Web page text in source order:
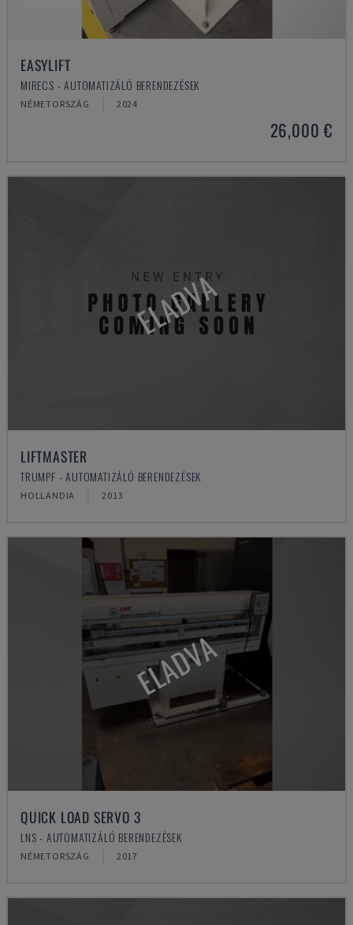
EASYLIFT
MIRECS - AUTOMATIZÁLÓ BERENDEZÉSEK
NÉMETORSZÁG 2024
26,000 €
ELADVA
LIFTMASTER
TRUMPF - AUTOMATIZÁLÓ BERENDEZÉSEK
HOLLANDIA 2013
ELADVA
QUICK LOAD SERVO 3
LNS - AUTOMATIZÁLÓ BERENDEZÉSEK
NÉMETORSZÁG 2017